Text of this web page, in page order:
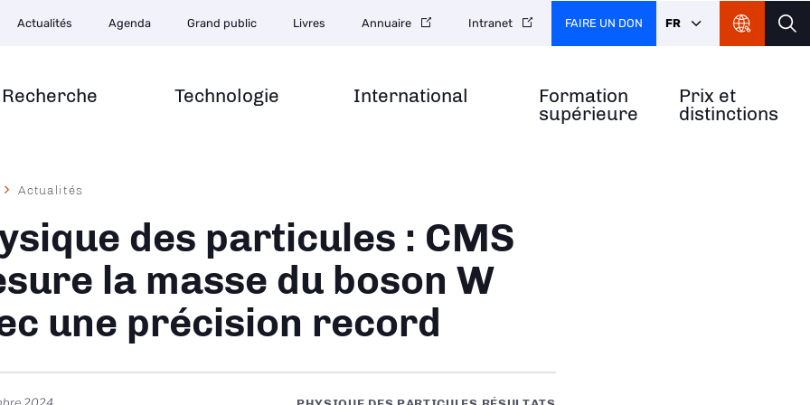
Recherche Technologie International
Formation
supérieure
Prix et
distinctions
Actualités Agenda Grand public Livres Annuaire Intranet FAIRE UN DON FR
Actualités
des particules : CMS
la masse du boson W
une précision record